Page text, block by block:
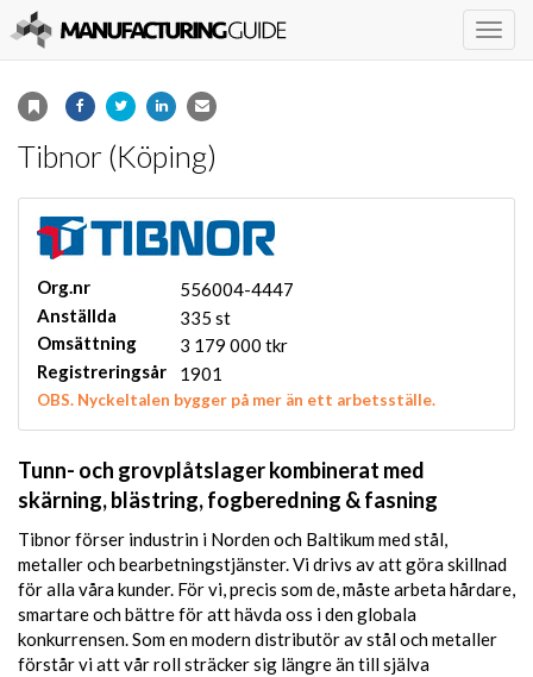
Tibnor (Köping)
Org.nr
556004-4447
Anställda
335 st
Omsättning
3 179 000 tkr
Registreringsår
1901
OBS. Nyckeltalen bygger på mer än ett arbetsställe.
Tunn- och grovplåtslager kombinerat med
skärning, blästring, fogberedning & fasning
Tibnor förser industrin i Norden och Baltikum med stål,
metaller och bearbetningstjänster. Vi drivs av att göra skillnad
för alla våra kunder. För vi, precis som de, måste arbeta hårdare,
smartare och bättre för att hävda oss i den globala
konkurrensen. Som en modern distributör av stål och metaller
förstår vi att vår roll sträcker sig längre än till själva